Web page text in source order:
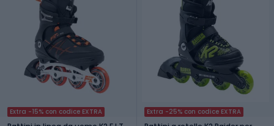
Extra -15% con codice EXTRA Extra -25% con codice EXTRA